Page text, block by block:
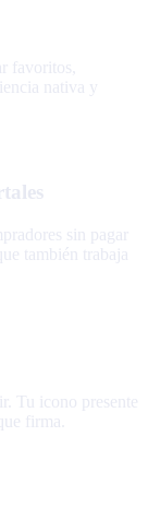
favoritos,
nativa y
sin pagar
también trabaja
Tu icono presente
firma.